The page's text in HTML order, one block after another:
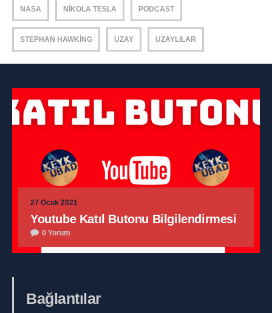
NASA NIKOLA TESLA PODCAST
STEPHAN HAWKING UZAY UZAYLILAR
27 Ocak 2021
Youtube Katıl Butonu Bilgilendirmesi
0 Yorum
Bağlantılar